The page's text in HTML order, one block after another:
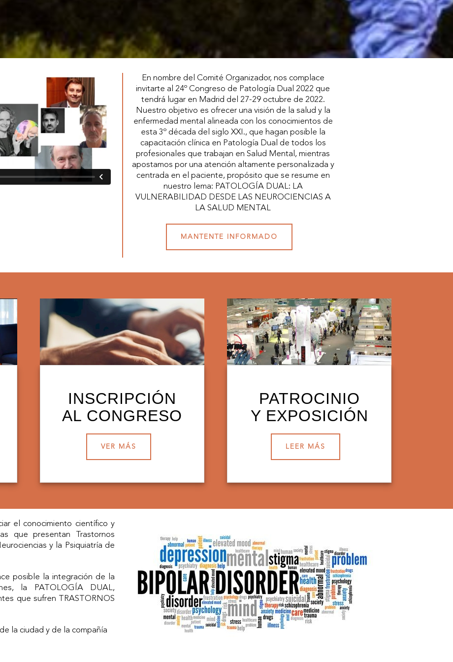
En nombre del Comité Organizador, nos complace
invitarte al 24º Congreso de Patología Dual 2022 que
tendrá lugar en Madrid del 27-29 octubre de 2022.
Nuestro objetivo es ofrecer una visión de la salud y la
enfermedad mental alineada con los conocimientos de
esta 3º década del siglo XXI., que hagan posible la
capacitación clínica en Patología Dual de todos los
profesionales que trabajan en Salud Mental, mientras
apostamos por una atención altamente personalizada y
centrada en el paciente, propósito que se resume en
nuestro lema: PATOLOGÍA DUAL: LA
VULNERABILIDAD DESDE LAS NEUROCIENCIAS A
LA SALUD MENTAL
MANTENTE INFORMADO
INSCRIPCIÓN
AL CONGRESO
VER MÁS
PATROCINIO
Y EXPOSICIÓN
LEER MÁS
el conocimiento científico y
que presentan Trastornos
y la Psiquiatría de
posible la integración de la
la PATOLOGÍA DUAL,
que sufren TRASTORNOS
la ciudad y de la compañía